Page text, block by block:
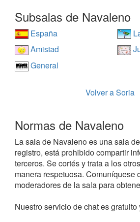
Subsalas de Navaleno
España
Amistad
General
Volver a Soria
Normas de Navaleno
La sala de Navaleno es una sala
registro, está prohibido compartir
terceros. Se cortés y trata a los
manera respetuosa. Comuníquese
moderadores de la sala para
Nuestro servicio de chat es gratuito